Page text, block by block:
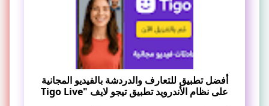
أفضل تطبيق للتعارف والدردشة بالفيديو المجانية
على نظام الأندرويد تطبيق تيجو لايف "Tigo Live